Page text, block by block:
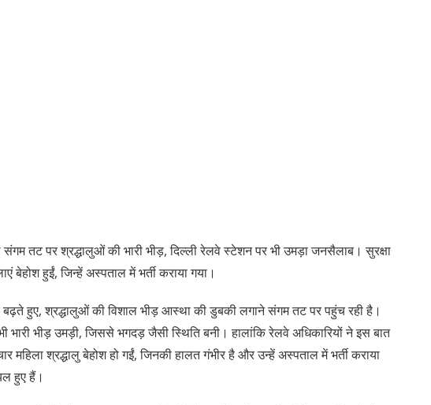
तट पर श्रद्धालुओं की भारी भीड़, दिल्ली रेलवे स्टेशन पर भी उमड़ा जनसैलाब। सुरक्षा
बेहोश हुईं, जिन्हें अस्पताल में भर्ती कराया गया।
हुए, श्रद्धालुओं की विशाल भीड़ आस्था की डुबकी लगाने संगम तट पर पहुंच रही है।
भारी भीड़ उमड़ी, जिससे भगदड़ जैसी स्थिति बनी। हालांकि रेलवे अधिकारियों ने इस बात
श्रद्धालु बेहोश हो गईं, जिनकी हालत गंभीर है और उन्हें अस्पताल में भर्ती कराया
हुए हैं।